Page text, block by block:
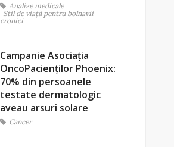
Analize medicale
Stil de viaţă pentru bolnavii
cronici
Campanie Asociația
OncoPacienților Phoenix:
70% din persoanele
testate dermatologic
aveau arsuri solare
Cancer